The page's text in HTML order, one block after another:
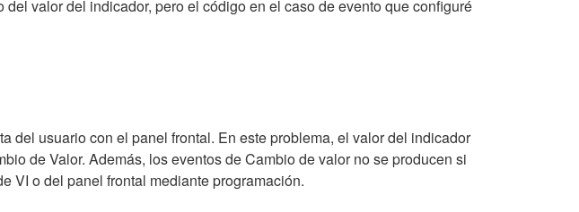
valor del indicador, pero el código en el caso de evento que configuré
del usuario con el panel frontal. En este problema, el valor del indicador
de Valor. Además, los eventos de Cambio de valor no se producen si
VI o del panel frontal mediante programación.